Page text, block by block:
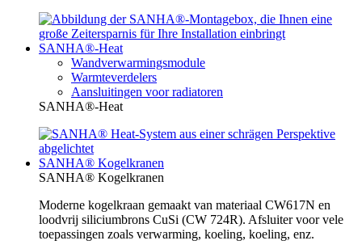
SANHA®-Heat
Wandverwarmingsmodule
Warmteverdelers
Aansluitingen voor radiatoren
SANHA®-Heat
SANHA® Kogelkranen
SANHA® Kogelkranen
Moderne kogelkraan gemaakt van materiaal CW617N en
loodvrij siliciumbrons CuSi (CW 724R). Afsluiter voor vele
toepassingen zoals verwarming, koeling, koeling, enz.